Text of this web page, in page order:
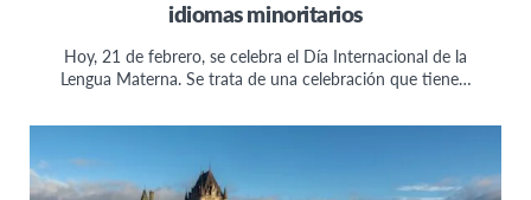
idiomas minoritarios
Hoy, 21 de febrero, se celebra el Día Internacional de la
Lengua Materna. Se trata de una celebración que tiene…